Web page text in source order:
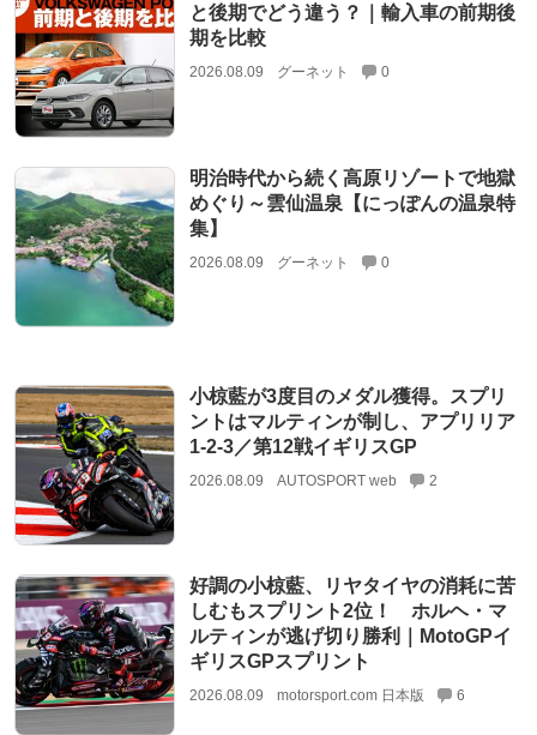
と後期でどう違う？｜輸入車の前期後
期を比較
2026.08.09 グーネット 0
明治時代から続く高原リゾートで地獄
めぐり～雲仙温泉【にっぽんの温泉特
集】
2026.08.09 グーネット 0
小椋藍が3度目のメダル獲得。スプリ
ントはマルティンが制し、アプリリア
1-2-3／第12戦イギリスGP
2026.08.09 AUTOSPORT web 2
好調の小椋藍、リヤタイヤの消耗に苦
しむもスプリント2位！ ホルヘ・マ
ルティンが逃げ切り勝利｜MotoGPイ
ギリスGPスプリント
2026.08.09 motorsport.com 日本版 6